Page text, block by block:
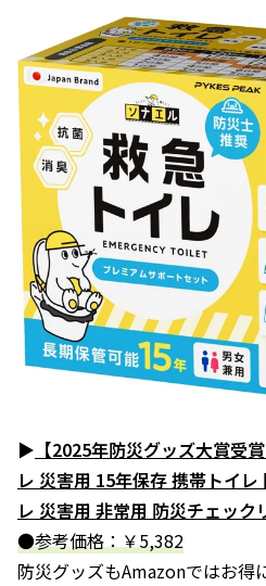
▶ 【2025年防災グッズ大賞受
レ 災害用 15年保存 携帯トイ
レ 災害用 非常用 防災チェック
●参考価格：￥5,382
防災グッズもAmazonではお得